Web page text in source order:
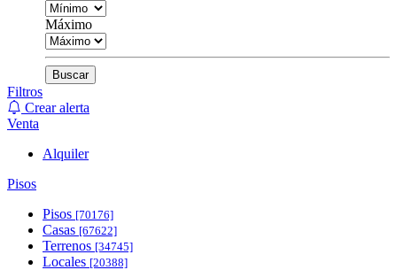
Máximo
Buscar
Filtros
Crear alerta
Venta
Alquiler
Pisos
Pisos [70176]
Casas [67622]
Terrenos [34745]
Locales [20388]